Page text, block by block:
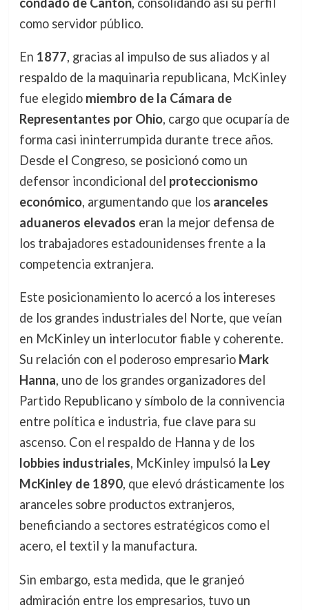
como servidor público.
En 1877, gracias al impulso de sus aliados y al
respaldo de la maquinaria republicana, McKinley
fue elegido miembro de la Cámara de
Representantes por Ohio, cargo que ocuparía de
forma casi ininterrumpida durante trece años.
Desde el Congreso, se posicionó como un
defensor incondicional del proteccionismo
económico, argumentando que los aranceles
aduaneros elevados eran la mejor defensa de
los trabajadores estadounidenses frente a la
competencia extranjera.
Este posicionamiento lo acercó a los intereses
de los grandes industriales del Norte, que veían
en McKinley un interlocutor fiable y coherente.
Su relación con el poderoso empresario Mark
Hanna, uno de los grandes organizadores del
Partido Republicano y símbolo de la connivencia
entre política e industria, fue clave para su
ascenso. Con el respaldo de Hanna y de los
lobbies industriales, McKinley impulsó la Ley
McKinley de 1890, que elevó drásticamente los
aranceles sobre productos extranjeros,
beneficiando a sectores estratégicos como el
acero, el textil y la manufactura.
Sin embargo, esta medida, que le granjeó
admiración entre los empresarios, tuvo un